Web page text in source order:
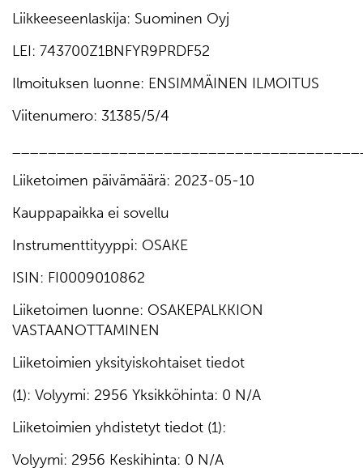
Liikkeeseenlaskija: Suominen Oyj
LEI: 743700Z1BNFYR9PRDF52
Ilmoituksen luonne: ENSIMMÄINEN ILMOITUS
Viitenumero: 31385/5/4
Liiketoimen päivämäärä: 2023-05-10
Kauppapaikka ei sovellu
Instrumenttityyppi: OSAKE
ISIN: FI0009010862
Liiketoimen luonne: OSAKEPALKKION
VASTAANOTTAMINEN
Liiketoimien yksityiskohtaiset tiedot
(1): Volyymi: 2956 Yksikköhinta: 0 N/A
Liiketoimien yhdistetyt tiedot (1):
Volyymi: 2956 Keskihinta: 0 N/A